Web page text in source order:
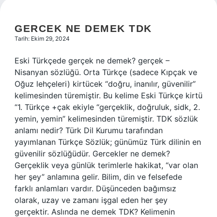
GERCEK NE DEMEK TDK
Tarih: Ekim 29, 2024
Eski Türkçede gerçek ne demek? gerçek –
Nisanyan sözlüğü. Orta Türkçe (sadece Kıpçak ve
Oğuz lehçeleri) kirtücek “doğru, inanılır, güvenilir”
kelimesinden türemiştir. Bu kelime Eski Türkçe kirtü
“1. Türkçe +çak ekiyle “gerçeklik, doğruluk, sidk, 2.
yemin, yemin” kelimesinden türemiştir. TDK sözlük
anlamı nedir? Türk Dil Kurumu tarafından
yayımlanan Türkçe Sözlük; günümüz Türk dilinin en
güvenilir sözlüğüdür. Gercekler ne demek?
Gerçeklik veya günlük terimlerle hakikat, “var olan
her şey” anlamına gelir. Bilim, din ve felsefede
farklı anlamları vardır. Düşünceden bağımsız
olarak, uzay ve zamanı işgal eden her şey
gerçektir. Aslında ne demek TDK? Kelimenin